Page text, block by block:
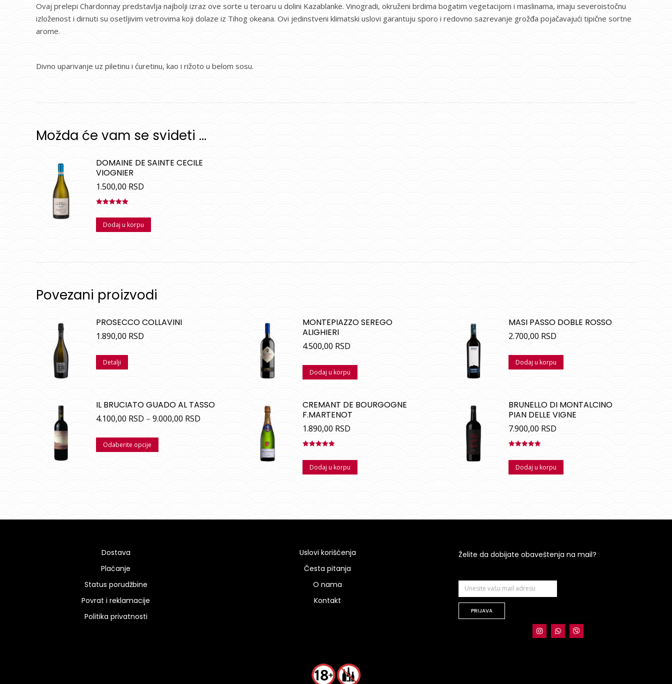
Ovaj prelepi Chardonnay predstavlja najbolji izraz ove sorte u teroaru u dolini Kazablanke. Vinogradi, okruženi brdima bogatim vegetacijom i maslinama, imaju severoistočnu
izloženost i dirnuti su osetljivim vetrovima koji dolaze iz Tihog okeana. Ovi jedinstveni klimatski uslovi garantuju sporo i redovno sazrevanje grožđa pojačavajući tipične sortne
arome.
Divno uparivanje uz piletinu i ćuretinu, kao i rižoto u belom sosu.
Možda će vam se svideti …
DOMAINE DE SAINTE CECILE
VIOGNIER
1.500,00 RSD
sa5.00od
Dodaj u korpu
Povezani proizvodi
PROSECCO COLLAVINI
1.890,00 RSD
Detalji
MONTEPIAZZO SEREGO
ALIGHIERI
4.500,00 RSD
Dodaj u korpu
MASI PASSO DOBLE ROSSO
2.700,00 RSD
Dodaj u korpu
IL BRUCIATO GUADO AL TASSO
4.100,00 RSD – 9.000,00 RSD
Odaberite opcije
CREMANT DE BOURGOGNE
F.MARTENOT
1.890,00 RSD
sa5.00od
Dodaj u korpu
BRUNELLO DI MONTALCINO
PIAN DELLE VIGNE
7.900,00 RSD
sa5.00od
Dodaj u korpu
Dostava
Plaćanje
Status porudžbine
Povrat i reklamacije
Politika privatnosti
Uslovi korišćenja
Česta pitanja
O nama
Kontakt
Želite da dobijate obaveštenja na mail?
PRIJAVA